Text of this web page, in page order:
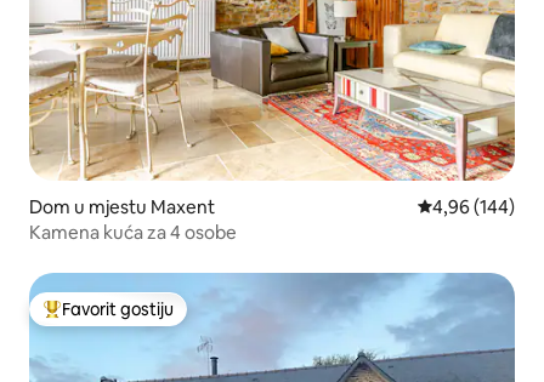
Dom u mjestu Maxent Prosječna
4,96 (144)
Kamena kuća za 4 osobe
Glavni favorit gostiju
Favorit gostiju